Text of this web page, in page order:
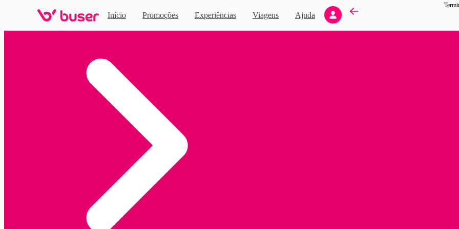
Início Promoções Experiências Viagens Ajuda